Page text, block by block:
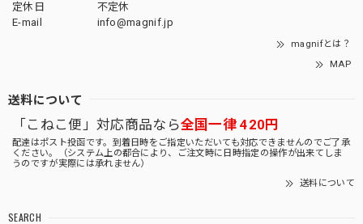
定休日
不定休
E-mail
info@magnif.jp
magnifとは？
MAP
送料について
「こねこ便」対応商品なら全国一律 420円
配達はポスト投函です。到着日時をご指定いただいても対応できませんのでご了承
ください。（システム上の都合により、ご注文時に日時指定の操作が出来てしま
うのですが実際には承れません）
送料について
SEARCH